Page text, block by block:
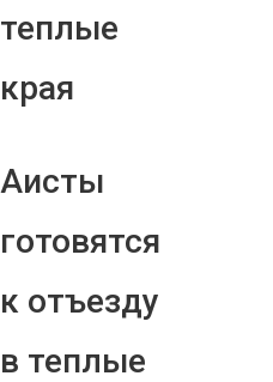
теплые
края
Аисты
готовятся
к отъезду
в теплые